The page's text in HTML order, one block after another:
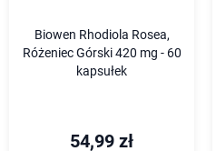
Biowen Rhodiola Rosea,
Różeniec Górski 420 mg - 60
kapsułek
54,99 zł